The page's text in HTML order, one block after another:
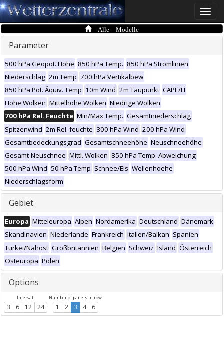
Toggle
Alle Modelle
Parameter
500 hPa Geopot. Höhe 850 hPa Temp. 850 hPa Stromlinien
Niederschlag 2m Temp 700 hPa Vertikalbew
850 hPa Pot. Äquiv. Temp 10m Wind 2m Taupunkt CAPE/LI
Hohe Wolken Mittelhohe Wolken Niedrige Wolken
700 hPa Rel. Feuchte Min/Max Temp. Gesamtniederschlag
Spitzenwind 2m Rel. feuchte 300 hPa Wind 200 hPa Wind
Gesamtbedeckungsgrad Gesamtschneehöhe Neuschneehöhe
Gesamt-Neuschnee Mittl. Wolken 850 hPa Temp. Abweichung
500 hPa Wind 50 hPa Temp Schnee/Eis Wellenhoehe
Niederschlagsform
Gebiet
Europa Mitteleuropa Alpen Nordamerika Deutschland Dänemark
Skandinavien Niederlande Frankreich Italien/Balkan Spanien
Türkei/Nahost Großbritannien Belgien Schweiz Island Österreich
Osteuropa Polen
Options
Intervall
3 6 12 24
Number of panels in row
1 2 3 4 6